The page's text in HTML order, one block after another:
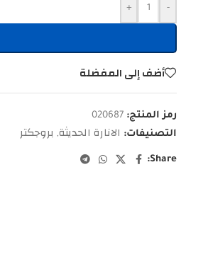
-
+
أضف إلى المفضلة
رمز المنتج: 020687
التصنيفات: الانارة الحديثة, بروجكتر
Share: